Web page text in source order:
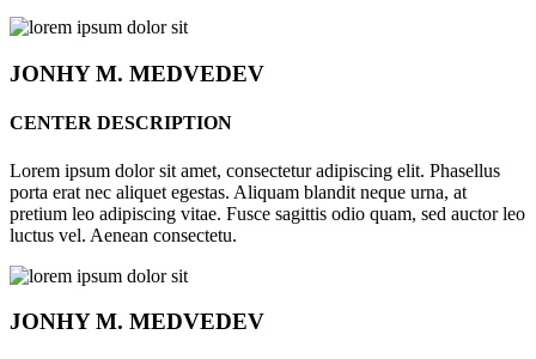
JONHYM. MEDVEDEV
CENTER DESCRIPTION
Lorem ipsum dolor sit amet, consectetur adipiscing elit. Phasellus
porta erat nec aliquet egestas. Aliquam blandit neque urna, at
pretium leo adipiscing vitae. Fusce sagittis odio quam, sed auctor leo
luctus vel. Aenean consectetu.
JONHYM. MEDVEDEV